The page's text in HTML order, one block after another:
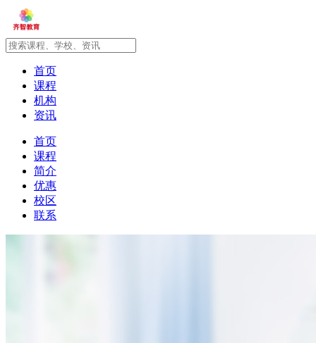
首页
课程
机构
资讯
首页
课程
简介
优惠
校区
联系